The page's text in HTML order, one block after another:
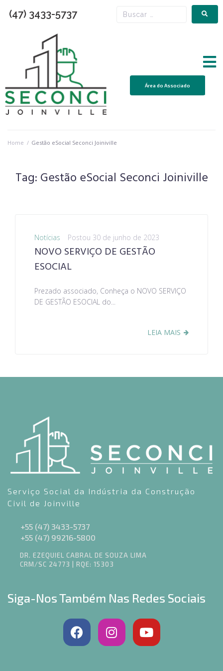
(47) 3433-5737
Área do Associado
Home / Gestão eSocial Seconci Joiniville
Tag: Gestão eSocial Seconci Joiniville
Notícias Postou 30 de junho de 2023
NOVO SERVIÇO DE GESTÃO
ESOCIAL
Prezado associado, Conheça o NOVO SERVIÇO
DE GESTÃO ESOCIAL do...
LEIA MAIS
Serviço Social da Indústria da Construção
Civil de Joinville
+55 (47) 3433-5737
+55 (47) 99216-5800
DR. EZEQUIEL CABRAL DE SOUZA LIMA
CRM/SC 24773 | RQE: 15303
Siga-Nos Também Nas Redes Sociais